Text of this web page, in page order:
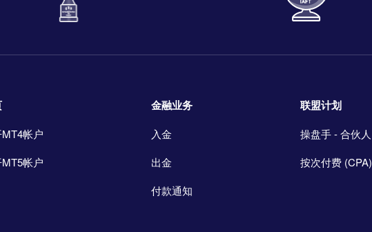
帐户
帐户
金融业务
入金
出金
付款通知
联盟计划
操盘手 - 合伙人
按次付费 (CPA)